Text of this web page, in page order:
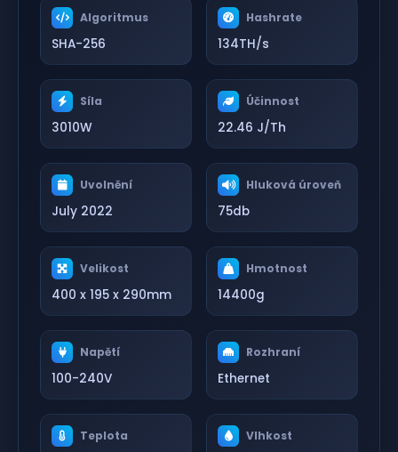
Algoritmus
SHA-256
Hashrate
134TH/s
Síla
3010W
Účinnost
22.46 J/Th
Uvolnění
July 2022
Hluková úroveň
75db
Velikost
400 x 195 x 290mm
Hmotnost
14400g
Napětí
100-240V
Rozhraní
Ethernet
Teplota Vlhkost